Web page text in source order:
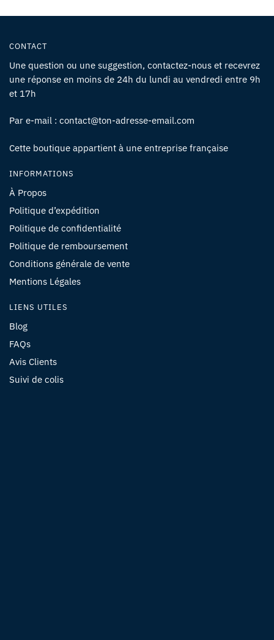
CONTACT
Une question ou une suggestion, contactez-nous et recevrez
une réponse en moins de 24h du lundi au vendredi entre 9h
et 17h
Par e-mail : contact@ton-adresse-email.com
Cette boutique appartient à une entreprise française
INFORMATIONS
À Propos
Politique d’expédition
Politique de confidentialité
Politique de remboursement
Conditions générale de vente
Mentions Légales
LIENS UTILES
Blog
FAQs
Avis Clients
Suivi de colis